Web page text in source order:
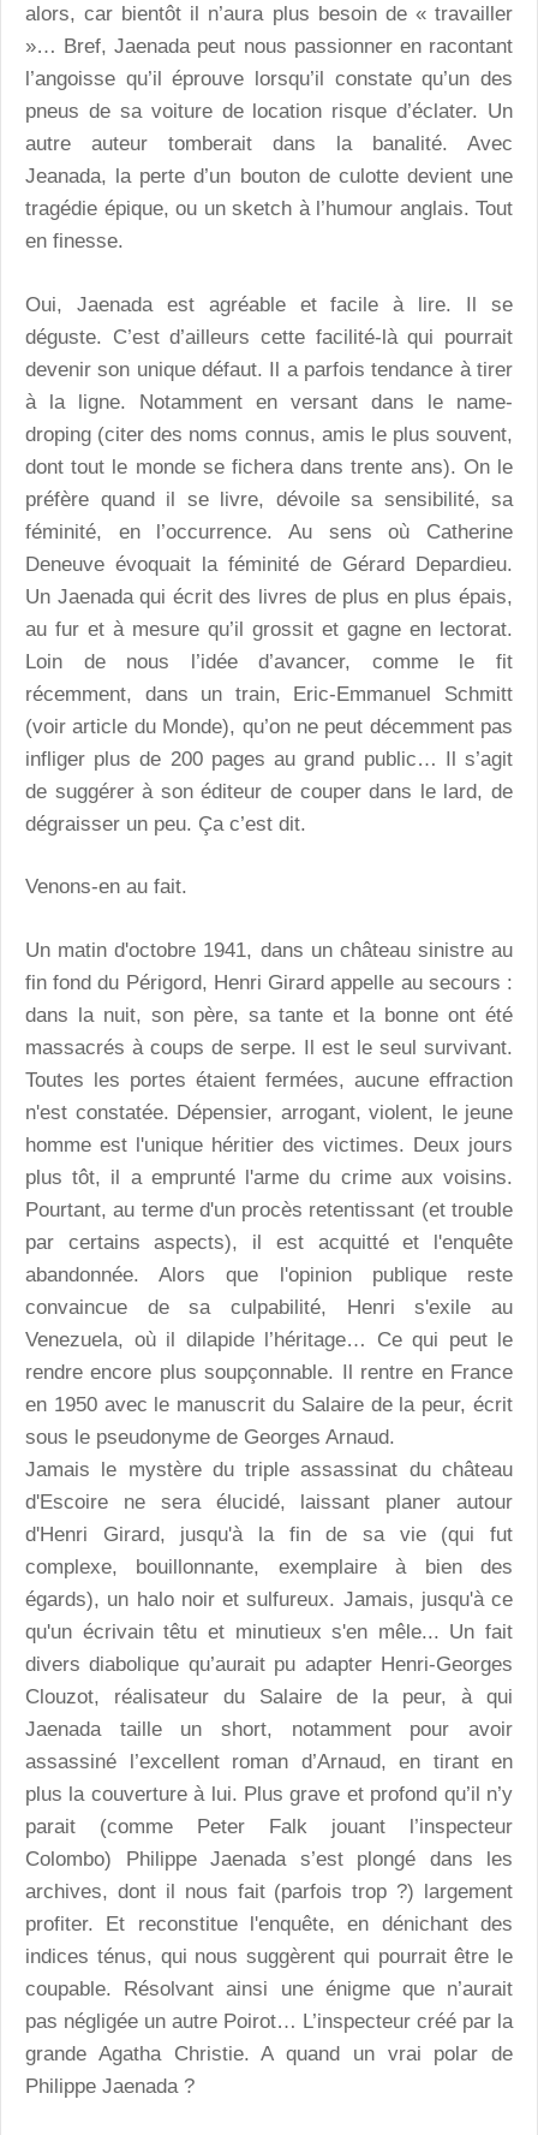
alors, car bientôt il n’aura plus besoin de « travailler
»… Bref, Jaenada peut nous passionner en racontant
l’angoisse qu’il éprouve lorsqu’il constate qu’un des
pneus de sa voiture de location risque d’éclater. Un
autre auteur tomberait dans la banalité. Avec
Jeanada, la perte d’un bouton de culotte devient une
tragédie épique, ou un sketch à l’humour anglais. Tout
en finesse.
Oui, Jaenada est agréable et facile à lire. Il se
déguste. C’est d’ailleurs cette facilité-là qui pourrait
devenir son unique défaut. Il a parfois tendance à tirer
à la ligne. Notamment en versant dans le name-
droping (citer des noms connus, amis le plus souvent,
dont tout le monde se fichera dans trente ans). On le
préfère quand il se livre, dévoile sa sensibilité, sa
féminité, en l’occurrence. Au sens où Catherine
Deneuve évoquait la féminité de Gérard Depardieu.
Un Jaenada qui écrit des livres de plus en plus épais,
au fur et à mesure qu’il grossit et gagne en lectorat.
Loin de nous l’idée d’avancer, comme le fit
récemment, dans un train, Eric-Emmanuel Schmitt
(voir article du Monde), qu’on ne peut décemment pas
infliger plus de 200 pages au grand public… Il s’agit
de suggérer à son éditeur de couper dans le lard, de
dégraisser un peu. Ça c’est dit.
Venons-en au fait.
Un matin d'octobre 1941, dans un château sinistre au
fin fond du Périgord, Henri Girard appelle au secours :
dans la nuit, son père, sa tante et la bonne ont été
massacrés à coups de serpe. Il est le seul survivant.
Toutes les portes étaient fermées, aucune effraction
n'est constatée. Dépensier, arrogant, violent, le jeune
homme est l'unique héritier des victimes. Deux jours
plus tôt, il a emprunté l'arme du crime aux voisins.
Pourtant, au terme d'un procès retentissant (et trouble
par certains aspects), il est acquitté et l'enquête
abandonnée. Alors que l'opinion publique reste
convaincue de sa culpabilité, Henri s'exile au
Venezuela, où il dilapide l’héritage… Ce qui peut le
rendre encore plus soupçonnable. Il rentre en France
en 1950 avec le manuscrit du Salaire de la peur, écrit
sous le pseudonyme de Georges Arnaud.
Jamais le mystère du triple assassinat du château
d'Escoire ne sera élucidé, laissant planer autour
d'Henri Girard, jusqu'à la fin de sa vie (qui fut
complexe, bouillonnante, exemplaire à bien des
égards), un halo noir et sulfureux. Jamais, jusqu'à ce
qu'un écrivain têtu et minutieux s'en mêle... Un fait
divers diabolique qu’aurait pu adapter Henri-Georges
Clouzot, réalisateur du Salaire de la peur, à qui
Jaenada taille un short, notamment pour avoir
assassiné l’excellent roman d’Arnaud, en tirant en
plus la couverture à lui. Plus grave et profond qu’il n’y
parait (comme Peter Falk jouant l’inspecteur
Colombo) Philippe Jaenada s’est plongé dans les
archives, dont il nous fait (parfois trop ?) largement
profiter. Et reconstitue l'enquête, en dénichant des
indices ténus, qui nous suggèrent qui pourrait être le
coupable. Résolvant ainsi une énigme que n’aurait
pas négligée un autre Poirot… L’inspecteur créé par la
grande Agatha Christie. A quand un vrai polar de
Philippe Jaenada ?